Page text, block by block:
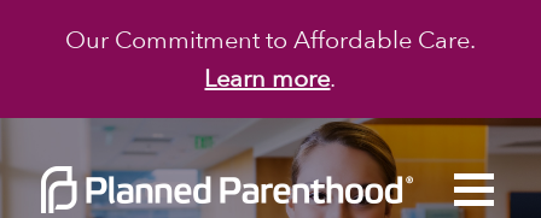
Our Commitment to Affordable Care.
Learn more.